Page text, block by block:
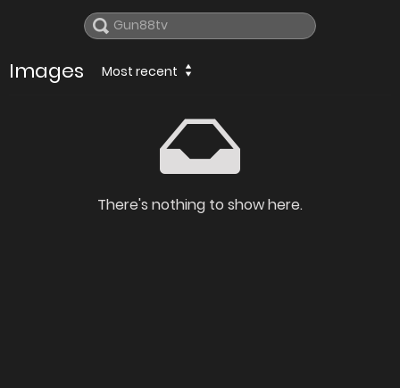
Images Most recent
There's nothing to show here.